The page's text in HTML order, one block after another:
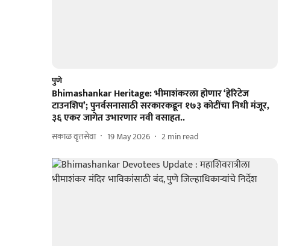
पुणे
Bhimashankar Heritage: भीमाशंकरला होणार ‘हेरिटेज
टाउनशिप’; पुनर्वसनासाठी सरकारकडून १७३ कोटींचा निधी मंजूर,
३६ एकर जागेत उभारणार नवी वसाहत..
सकाळ वृत्तसेवा 19 May 2026 2min read